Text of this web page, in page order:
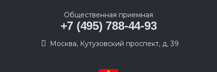
Общественная приемная
+7 (495) 788-44-93
Москва, Кутузовский проспект, д. 39